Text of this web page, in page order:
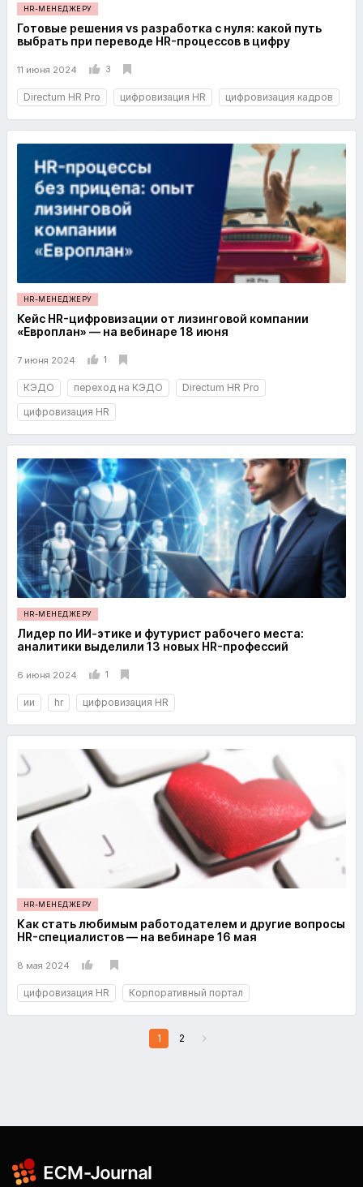
HR-МЕНЕДЖЕРУ
Готовые решения vs разработка с нуля: какой путь
выбрать при переводе HR-процессов в цифру
11 июня 2024 3
Directum HR Pro цифровизация HR цифровизация кадров
HR-МЕНЕДЖЕРУ
Кейс HR-цифровизации от лизинговой компании
«Европлан» — на вебинаре 18 июня
7 июня 2024 1
КЭДО переход на КЭДО
Directum HR Pro
цифровизация HR
HR-МЕНЕДЖЕРУ
Лидер по ИИ-этике и футурист рабочего места:
аналитики выделили 13 новых HR-профессий
6 июня 2024 1
ии hr цифровизация HR
HR-МЕНЕДЖЕРУ
Как стать любимым работодателем и другие вопросы
HR-специалистов — на вебинаре 16 мая
8 мая 2024
цифровизация HR Корпоративный портал
1 2